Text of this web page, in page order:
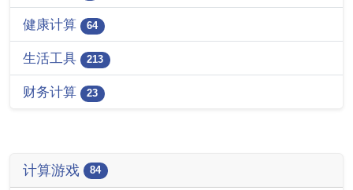
健康计算 64
生活工具 213
财务计算 23
计算游戏 84